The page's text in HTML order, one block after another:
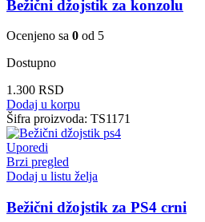
Bežični džojstik za konzolu
Ocenjeno sa 0 od 5
Dostupno
1.300 RSD
Dodaj u korpu
Šifra proizvoda: TS1171
Uporedi
Brzi pregled
Dodaj u listu želja
Bežični džojstik za PS4 crni